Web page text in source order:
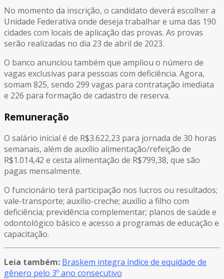
No momento da inscrição, o candidato deverá escolher a
Unidade Federativa onde deseja trabalhar e uma das 190
cidades com locais de aplicação das provas. As provas
serão realizadas no dia 23 de abril de 2023.
O banco anunciou também que ampliou o número de
vagas exclusivas para pessoas com deficiência. Agora,
somam 825, sendo 299 vagas para contratação imediata
e 226 para formação de cadastro de reserva.
Remuneração
O salário inicial é de R$3.622,23 para jornada de 30 horas
semanais, além de auxílio alimentação/refeição de
R$1.014,42 e cesta alimentação de R$799,38, que são
pagas mensalmente.
O funcionário terá participação nos lucros ou resultados;
vale-transporte; auxílio-creche; auxílio a filho com
deficiência; previdência complementar; planos de saúde e
odontológico básico e acesso a programas de educação e
capacitação.
Leia também: Braskem integra índice de equidade de
gênero pelo 3º ano consecutivo